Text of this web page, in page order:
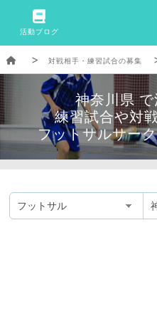
活動ブログ
対戦相手・練習試合の募集
神奈川県
練習試合や対
フットサルサー